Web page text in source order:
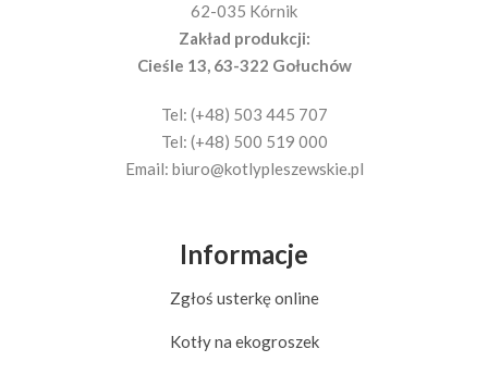
62-035 Kórnik
Zakład produkcji:
Cieśle 13, 63-322 Gołuchów
Tel: (+48) 503 445 707
Tel: (+48) 500 519 000
Email: biuro@kotlypleszewskie.pl
Informacje
Zgłoś usterkę online
Kotły na ekogroszek